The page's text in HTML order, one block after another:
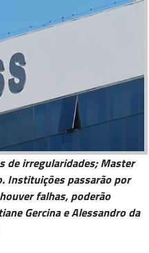
de irregularidades; Master
Instituições passarão por
falhas, poderão
Gercina e Alessandro da